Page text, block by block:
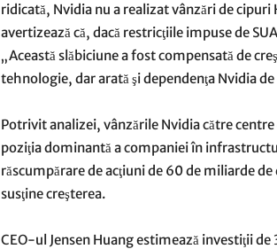
ridicată, Nvidia nu a realizat vânzări de
avertizează că, dacă restricţiile impuse de
„Această slăbiciune a fost compensată de
tehnologie, dar arată şi dependenţa Nvidia
Potrivit analizei, vânzările Nvidia către
poziţia dominantă a companiei în
răscumpărare de acţiuni de 60 de miliarde
susţine creşterea.
CEO-ul Jensen Huang estimează investiţii